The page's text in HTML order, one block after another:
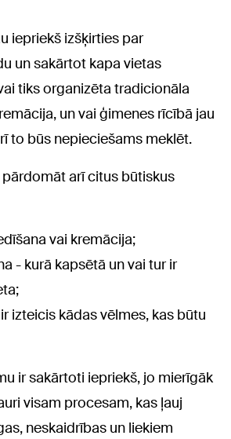
iepriekš izšķirties par
un sakārtot kapa vietas
tiks organizēta tradicionāla
un vai ģimenes rīcībā jau
to būs nepieciešams meklēt.
pārdomāt arī citus būtiskus
vai kremācija;
- kurā kapsētā un vai tur ir
izteicis kādas vēlmes, kas būtu
ir sakārtoti iepriekš, jo mierīgāk
visam procesam, kas ļauj
neskaidrības un liekiem